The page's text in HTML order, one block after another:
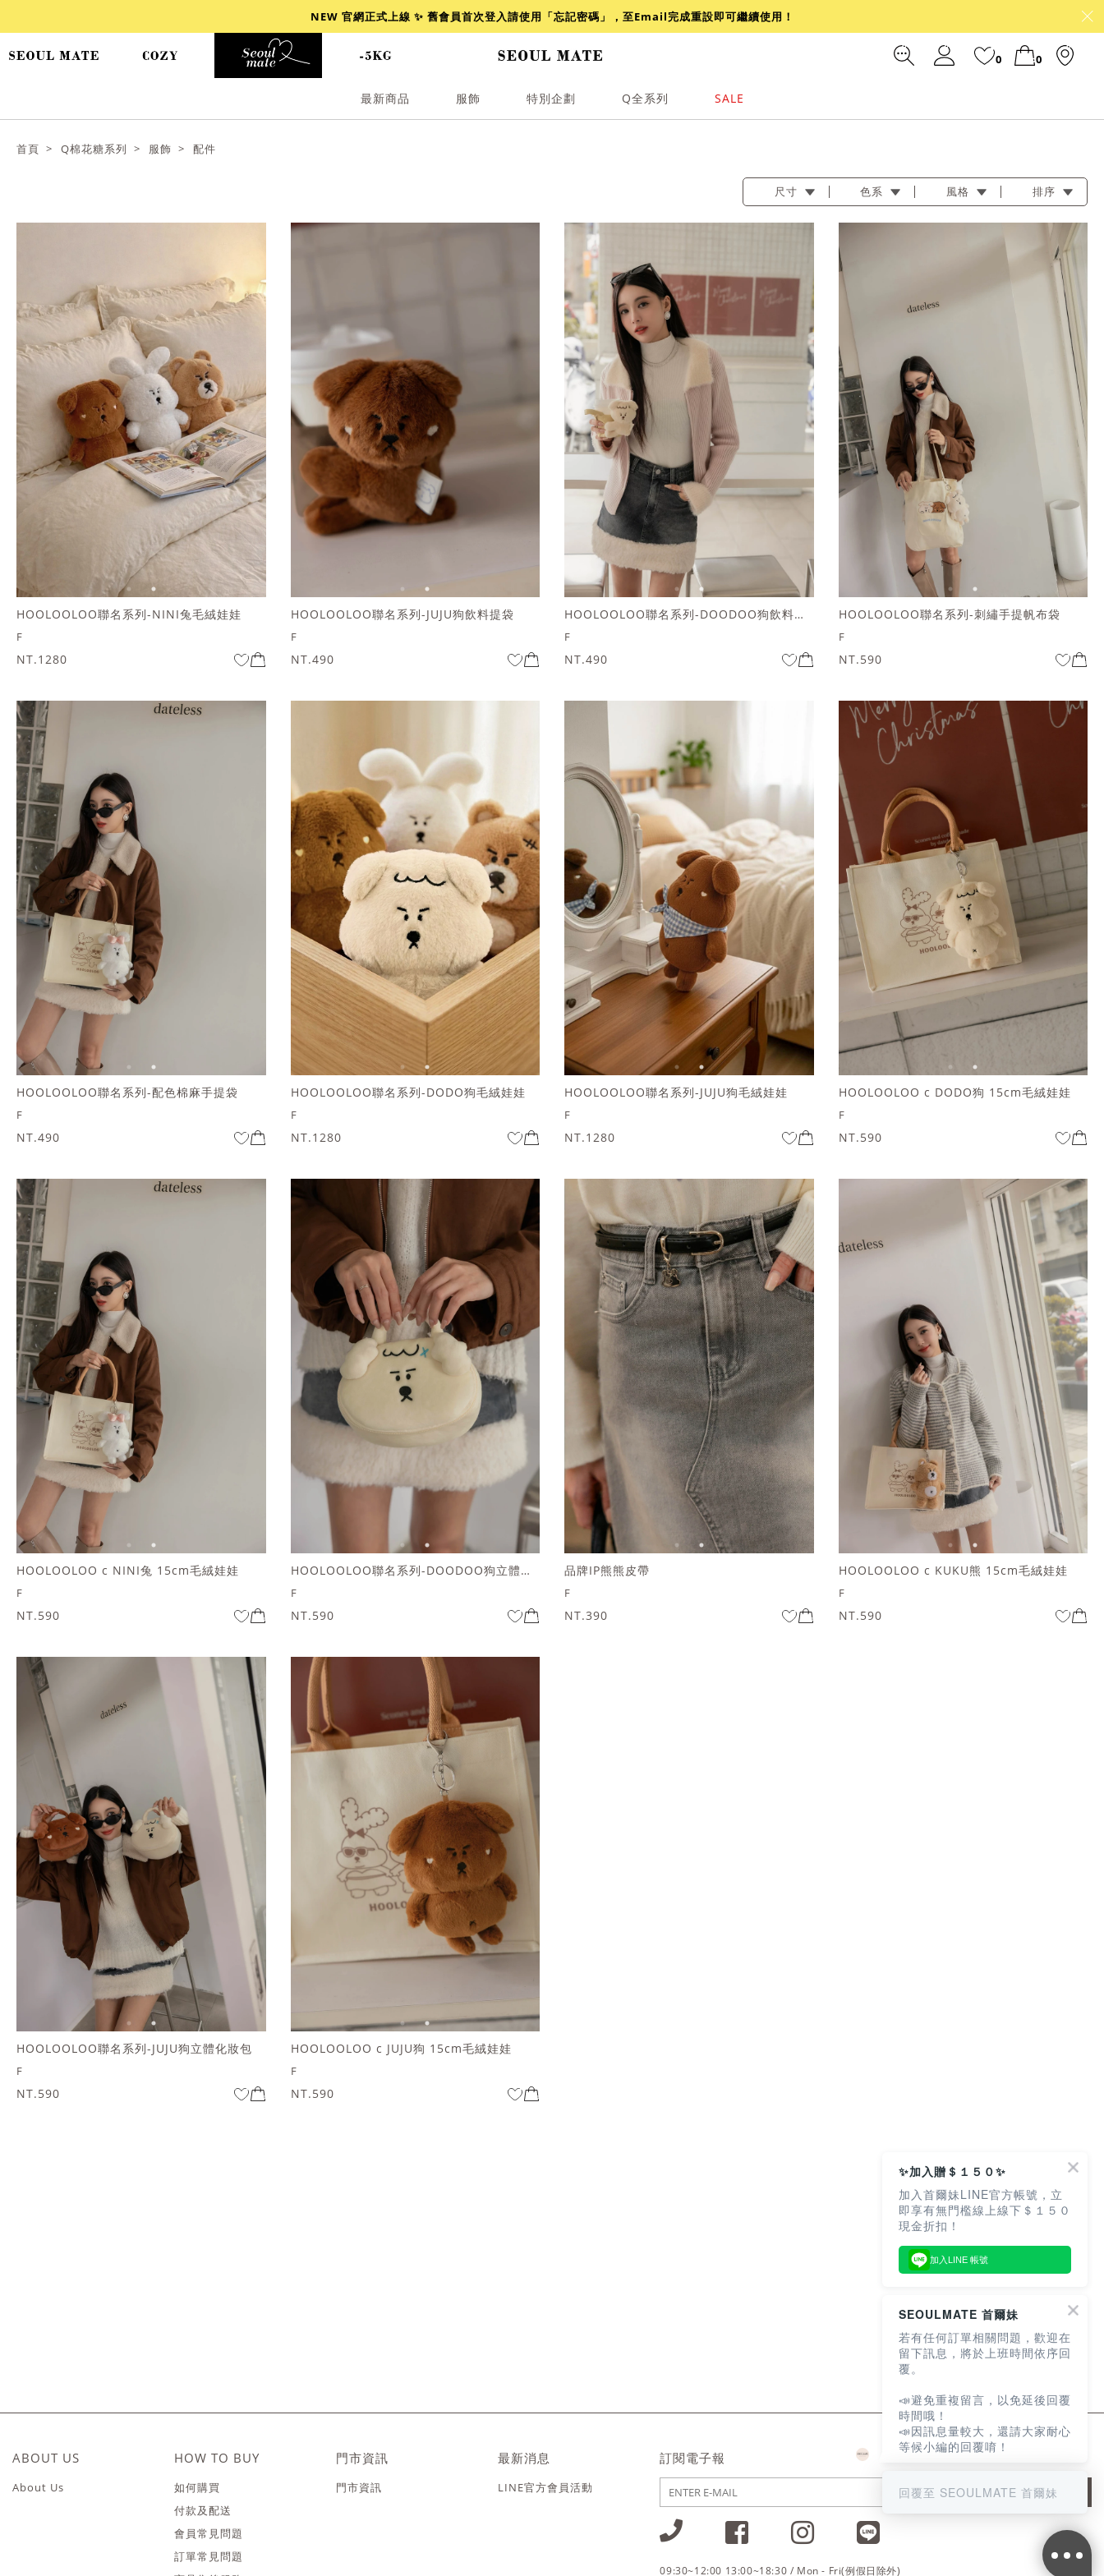
NEW 官網正式上線 ✨ 舊會員首次登入請使用「忘記密碼」，至Email完成重設即可繼續使用！
0 0
最新商品 服飾 特別企劃 Q全系列 SALE
爆乳 背心
首頁 Q棉花糖系列 服飾 配件
尺寸 色系 風格 排序
HOOLOOLOO聯名系列-NINI兔毛絨娃娃
F
NT.1280
HOOLOOLOO聯名系列-JUJU狗飲料提袋
F
NT.490
HOOLOOLOO聯名系列-DOODOO狗飲料提袋
F
NT.490
HOOLOOLOO聯名系列-刺繡手提帆布袋
F
NT.590
HOOLOOLOO聯名系列-配色棉麻手提袋
F
NT.490
HOOLOOLOO聯名系列-DODO狗毛絨娃娃
F
NT.1280
HOOLOOLOO聯名系列-JUJU狗毛絨娃娃
F
NT.1280
HOOLOOLOO c DODO狗 15cm毛絨娃娃
F
NT.590
HOOLOOLOO c NINI兔 15cm毛絨娃娃
F
NT.590
HOOLOOLOO聯名系列-DOODOO狗立體化妝包
F
NT.590
品牌IP熊熊皮帶
F
NT.390
HOOLOOLOO c KUKU熊 15cm毛絨娃娃
F
NT.590
HOOLOOLOO聯名系列-JUJU狗立體化妝包
F
NT.590
HOOLOOLOO c JUJU狗 15cm毛絨娃娃
F
NT.590
ABOUT US
About Us
HOW TO BUY
如何購買
付款及配送
會員常見問題
訂單常見問題
門市資訊
門市資訊
最新消息
LINE官方會員活動
訂閱電子報
JOIN
09:30~12:00 13:00~18:30 / Mon - Fri(例假日除外)
✨加入贈＄１５０✨
加入首爾妹LINE官方帳號，立
即享有無門檻線上線下＄１５０
現金折扣！
加入LINE 帳號
SEOULMATE 首爾妹
若有任何訂單相關問題，歡迎在
留下訊息，將於上班時間依序回
覆。
📣避免重複留言，以免延後回覆
時間哦！
📣因訊息量較大，還請大家耐心
等候小編的回覆唷！
回覆至 SEOULMATE 首爾妹